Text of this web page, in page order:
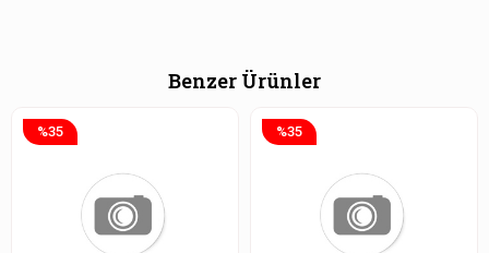
Benzer Ürünler
%35 %35